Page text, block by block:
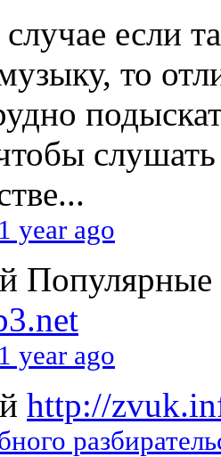
если
то
слушать
1 year ago
Популярные
1 year ago
http://